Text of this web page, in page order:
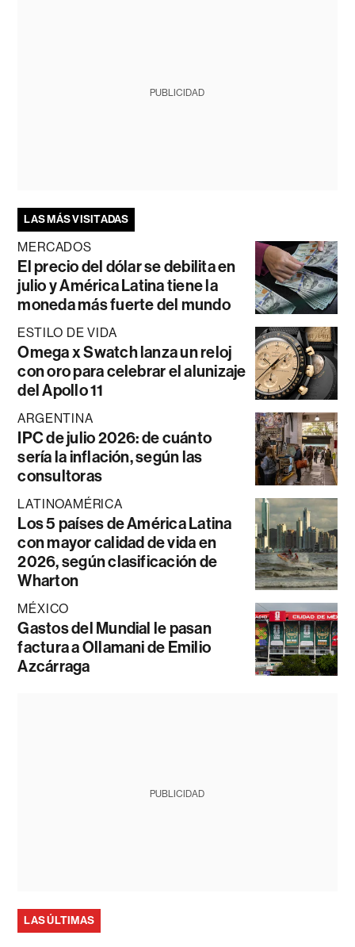
PUBLICIDAD
LAS MÁS VISITADAS
MERCADOS
El precio del dólar se debilita en
julio y América Latina tiene la
moneda más fuerte del mundo
ESTILO DE VIDA
Omega x Swatch lanza un reloj
con oro para celebrar el alunizaje
del Apollo 11
ARGENTINA
IPC de julio 2026: de cuánto
sería la inflación, según las
consultoras
LATINOAMÉRICA
Los 5 países de América Latina
con mayor calidad de vida en
2026, según clasificación de
Wharton
MÉXICO
Gastos del Mundial le pasan
factura a Ollamani de Emilio
Azcárraga
PUBLICIDAD
LAS ÚLTIMAS